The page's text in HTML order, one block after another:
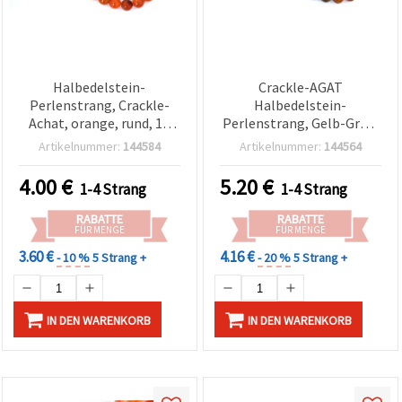
Halbedelstein-
Perlenstrang, Crackle-
Achat, orange, rund, 10
mm, ca. 38 Stück
Artikelnummer: 144584
4.00€ 1-4 Strang
RABATTE
FÜR MENGE
3.60 €- 10 %5 Strang +
IN DEN WARENKORB
Crackle-AGAT
Halbedelstein-
Perlenstrang, Gelb-Grün,
Kugel 10 mm, ca. 38 Stück
Artikelnummer: 144564
5.20€ 1-4 Strang
RABATTE
FÜR MENGE
4.16 €- 20 %5 Strang +
IN DEN WARENKORB